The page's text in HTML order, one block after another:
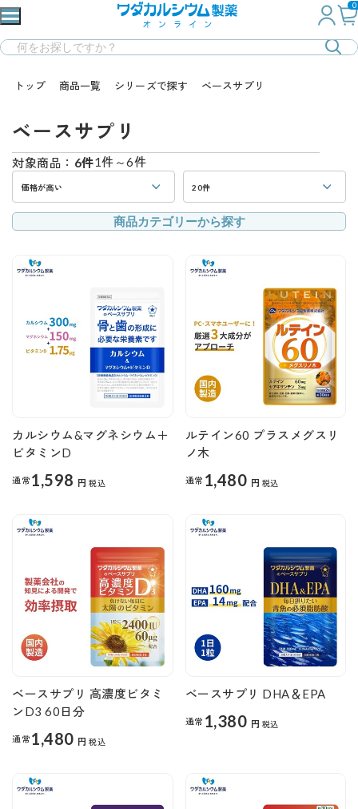
0
トップ 商品一覧 シリーズで探す ベースサプリ
ベースサプリ
対象商品： 6件1件～6件
20件
価格が高い
商品カテゴリーから探す
カルシウム&マグネシウム＋
ビタミンD
通常 1,598 円 税込
ルテイン60 プラスメグスリ
ノ木
通常 1,480 円 税込
ベースサプリ 高濃度ビタミ
ンD3 60日分
通常 1,480 円 税込
ベースサプリ DHA＆EPA
通常 1,380 円 税込